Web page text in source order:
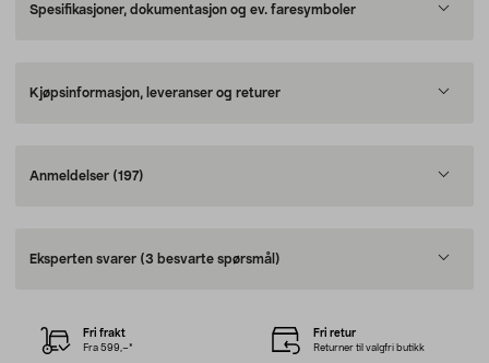
Spesifikasjoner, dokumentasjon og ev. faresymboler
Kjøpsinformasjon, leveranser og returer
Anmeldelser (197)
Eksperten svarer (3 besvarte spørsmål)
Fri frakt
Fra 599,–*
Fri retur
Returner til valgfri butikk